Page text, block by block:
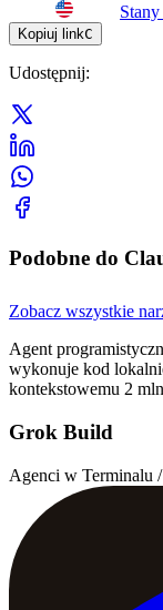
Kopiuj linkC
Udostępnij:
Podobne do
Zobacz wszystkie
Agent
wykonuje kod
kontekstowemu 2
Grok Build
Agenci w Terminalu